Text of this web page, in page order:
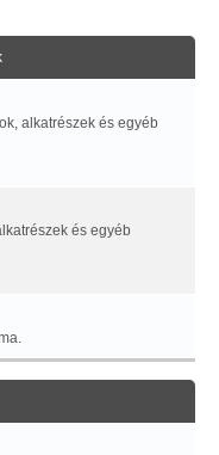
alkatrészek és egyéb
és egyéb